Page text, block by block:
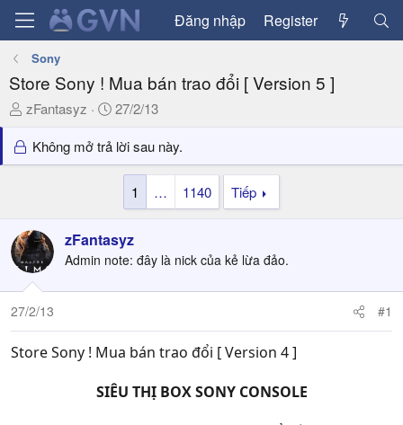
Đăng nhập Register
Sony
Store Sony ! Mua bán trao đổi [ Version 5 ]
T
r
e
t
a
r
e
r
zFantasyz
N
à
y
27/2/13
Không mở trả lời sau này.
1 … 1140 Tiếp
zFantasyz
Admin note: đây là nick của kẻ lừa đảo.
27/2/13 #1
Store Sony ! Mua bán trao đổi [ Version 4 ]
SIÊU THỊ BOX SONY CONSOLE